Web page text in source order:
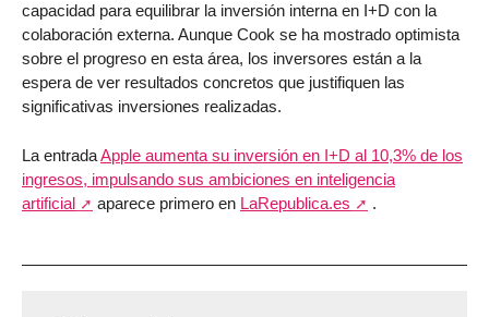
capacidad para equilibrar la inversión interna en I+D con la
colaboración externa. Aunque Cook se ha mostrado optimista
sobre el progreso en esta área, los inversores están a la
espera de ver resultados concretos que justifiquen las
significativas inversiones realizadas.
La entradaApple aumenta su inversión en I+D al 10,3% de los
ingresos, impulsando sus ambiciones en inteligencia
artificial
aparece primero en LaRepublica.es .